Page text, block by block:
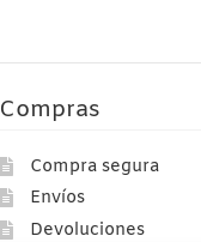
Compras
Compra segura
Envíos
Devoluciones